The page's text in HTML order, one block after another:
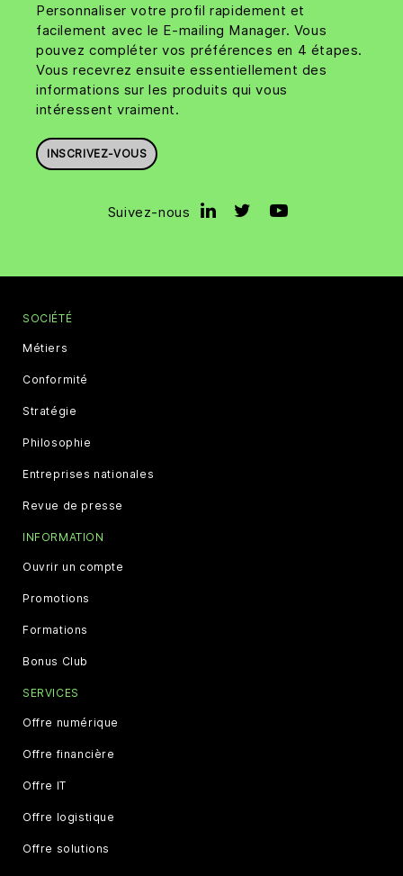
Personnaliser votre profil rapidement et
facilement avec le E-mailing Manager. Vous
pouvez compléter vos préférences en 4 étapes.
Vous recevrez ensuite essentiellement des
informations sur les produits qui vous
intéressent vraiment.
INSCRIVEZ-VOUS
Suivez-nous
SOCIÉTÉ
Métiers
Conformité
Stratégie
Philosophie
Entreprises nationales
Revue de presse
INFORMATION
Ouvrir un compte
Promotions
Formations
Bonus Club
SERVICES
Offre numérique
Offre financière
Offre IT
Offre logistique
Offre solutions